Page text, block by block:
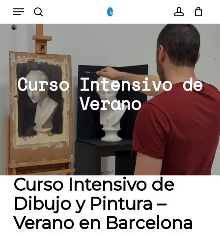
main
search account
Menu
Cart Close
Cart
Curso Intensivo de
Verano
Curso Intensivo de
Dibujo y Pintura –
Verano en Barcelona